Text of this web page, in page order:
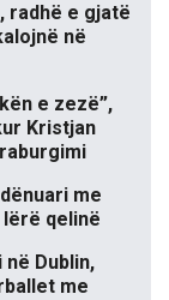
radhë e gjatë
në
e zezë”,
Kristjan
me
qelinë
Dublin,
me